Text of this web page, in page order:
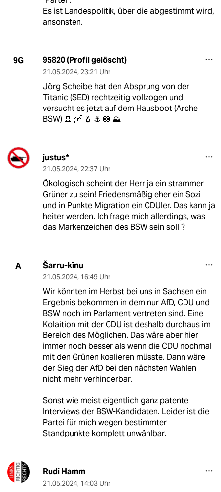
Es ist Landespolitik, über die abgestimmt wird,
ansonsten.
9G 95820 (Profil gelöscht)
21.05.2024, 23:21 Uhr
Jörg Scheibe hat den Absprung von der
Titanic (SED) rechtzeitig vollzogen und
versucht es jetzt auf dem Hausboot (Arche
BSW) 🚢 🛶 🪝 ⚓️ 🛟 ⛰️
justus*
21.05.2024, 22:37 Uhr
Ökologisch scheint der Herr ja ein strammer
Grüner zu sein! Friedensmäßig eher ein Sozi
und in Punkte Migration ein CDUler. Das kann ja
heiter werden. Ich frage mich allerdings, was
das Markenzeichen des BSW sein soll ?
A Šarru-kīnu
21.05.2024, 16:49 Uhr
Wir könnten im Herbst bei uns in Sachsen ein
Ergebnis bekommen in dem nur AfD, CDU und
BSW noch im Parlament vertreten sind. Eine
Kolaition mit der CDU ist deshalb durchaus im
Bereich des Möglichen. Das wäre aber hier
immer noch besser als wenn die CDU nochmal
mit den Grünen koalieren müsste. Dann wäre
der Sieg der AfD bei den nächsten Wahlen
nicht mehr verhinderbar.
Sonst wie meist eigentlich ganz patente
Interviews der BSW-Kandidaten. Leider ist die
Partei für mich wegen bestimmter
Standpunkte komplett unwählbar.
Rudi Hamm
21.05.2024, 14:03 Uhr